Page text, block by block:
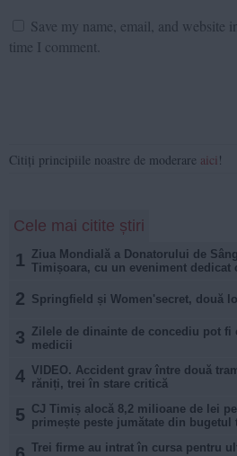
Save my name, email, and website
time I comment.
Citiți principiile noastre de moderare aici !
Cele mai citite știri
1 Ziua Mondială a Donatorului de
Timișoara, cu un eveniment dedicat
2 Springfield și Women'secret, două
3 Zilele de dinainte de concediu pot fi
medicii
4 VIDEO. Accident grav între două
răniți, trei în stare critică
5 CJ Timiș alocă 8,2 milioane de lei
primește peste jumătate din bugetul
Trei firme au intrat în cursa pentru